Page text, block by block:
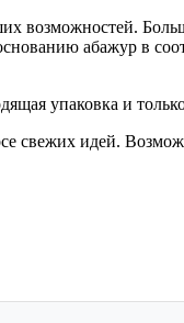
возможностей.
абажур в
упаковка и
свежих идей.